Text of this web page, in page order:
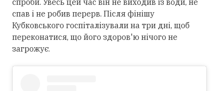
спав і не робив перерв. Після фінішу
Кубковського госпіталізували на три дні, щоб
переконатися, що його здоров'ю нічого не
загрожує.